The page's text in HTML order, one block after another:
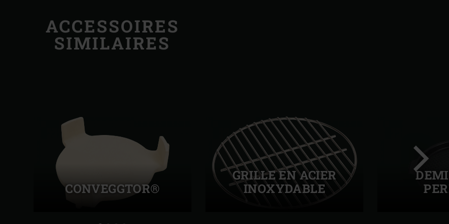
ACCESSOIRES
SIMILAIRES
CONVEGGTOR®
GRILLE EN ACIER
INOXYDABLE
Diapo